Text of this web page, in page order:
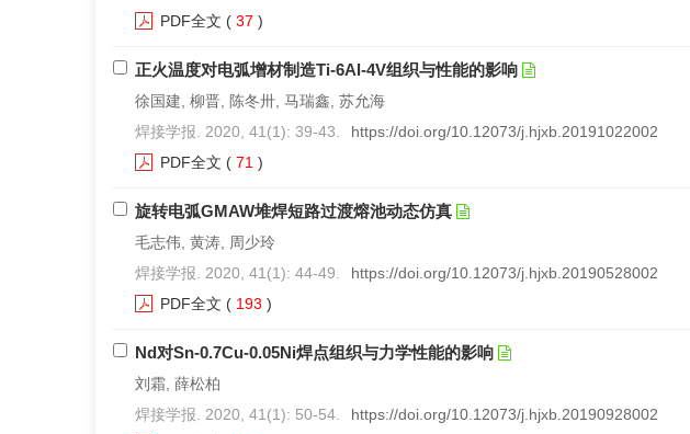
PDF全文 ( 37 )
正火温度对电弧增材制造Ti-6Al-4V组织与性能的影响
徐国建, 柳晋, 陈冬卅, 马瑞鑫, 苏允海
焊接学报. 2020, 41(1): 39-43.
https://doi.org/10.12073/j.hjxb.20191022002
PDF全文 ( 71 )
旋转电弧GMAW堆焊短路过渡熔池动态仿真
毛志伟, 黄涛, 周少玲
焊接学报. 2020, 41(1): 44-49.
https://doi.org/10.12073/j.hjxb.20190528002
PDF全文 ( 193 )
Nd对Sn-0.7Cu-0.05Ni焊点组织与力学性能的影响
刘霜, 薛松柏
焊接学报. 2020, 41(1): 50-54.
https://doi.org/10.12073/j.hjxb.20190928002